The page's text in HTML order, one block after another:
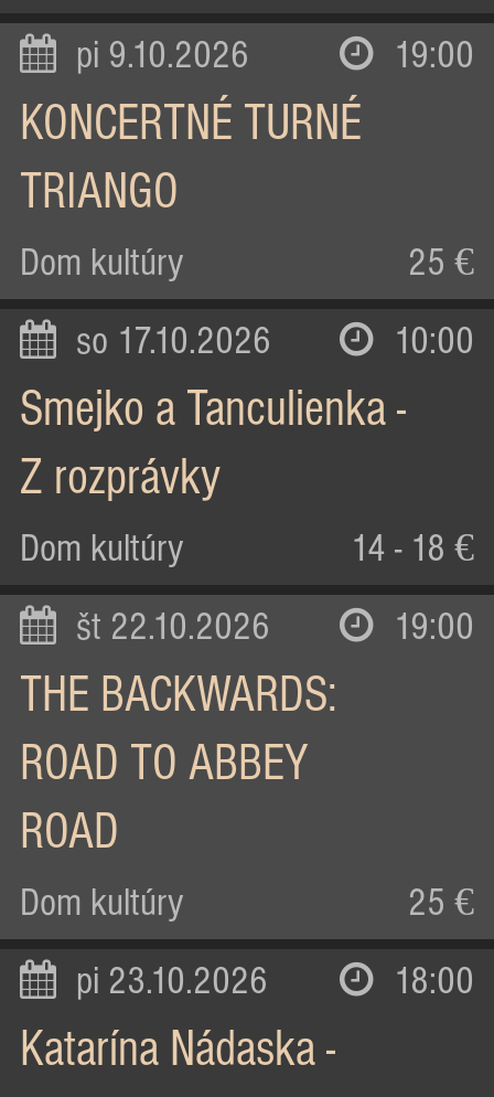
pi 9.10.2026 19:00
KONCERTNÉ TURNÉ
TRIANGO
Dom kultúry 25 €
so 17.10.2026 10:00
Smejko a Tanculienka -
Z rozprávky
Dom kultúry 14 - 18 €
št 22.10.2026 19:00
THE BACKWARDS:
ROAD TO ABBEY
ROAD
Dom kultúry 25 €
pi 23.10.2026 18:00
Katarína Nádaska -